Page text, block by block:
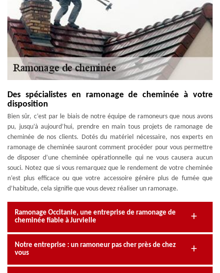
Des spécialistes en ramonage de cheminée à votre
disposition
Bien sûr, c’est par le biais de notre équipe de ramoneurs que nous avons
pu, jusqu’à aujourd’hui, prendre en main tous projets de ramonage de
cheminée de nos clients. Dotés du matériel nécessaire, nos experts en
ramonage de cheminée sauront comment procéder pour vous permettre
de disposer d’une cheminée opérationnelle qui ne vous causera aucun
souci. Notez que si vous remarquez que le rendement de votre cheminée
n’est plus efficace ou que votre accessoire génère plus de fumée que
d’habitude, cela signifie que vous devez réaliser un ramonage.
Ramonage Occitanie, une entreprise de ramonage de
cheminée fiable à Jurvielle
Notre entreprise : un ramoneur pas cher près de chez
vous